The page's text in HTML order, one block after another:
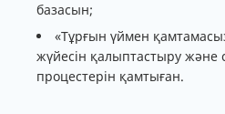
базасын;
«Тұрғын үймен
жүйесін қалыптастыру және
процестерін қамтыған.